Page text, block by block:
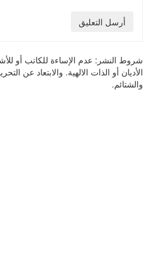
أرسل التعليق
شروط النشر: عدم الإساءة للكاتب أو
الأديان أو الذات الالهية. والابتعاد عن
والشتائم.